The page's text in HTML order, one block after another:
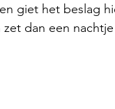
giet het beslag
dan een